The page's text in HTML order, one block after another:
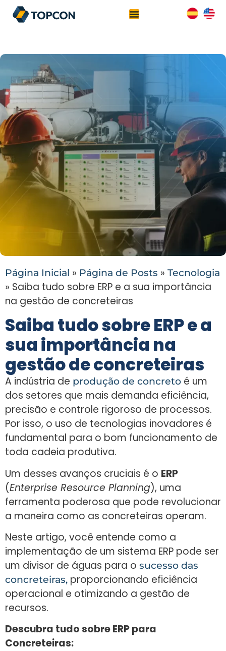
Página Inicial » Página de Posts » Tecnologia
» Saiba tudo sobre ERP e a sua importância
na gestão de concreteiras
Saiba tudo sobre ERP e a
sua importância na
gestão de concreteiras
A indústria de produção de concreto é um
dos setores que mais demanda eficiência,
precisão e controle rigoroso de processos.
Por isso, o uso de tecnologias inovadores é
fundamental para o bom funcionamento de
toda cadeia produtiva.
Um desses avanços cruciais é o ERP
(Enterprise Resource Planning), uma
ferramenta poderosa que pode revolucionar
a maneira como as concreteiras operam.
Neste artigo, você entende como a
implementação de um sistema ERP pode ser
um divisor de águas para o sucesso das
concreteiras, proporcionando eficiência
operacional e otimizando a gestão de
recursos.
Descubra tudo sobre ERP para
Concreteiras: